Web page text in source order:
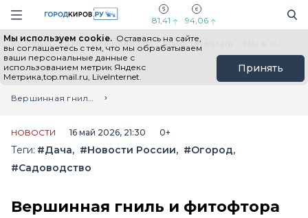
Навигация сайта
81,41 94,06
Мы используем cookie. Оставаясь на сайте,
вы соглашаетесь с тем, что мы обрабатываем
ваши персональные данные с
использованием метрик Яндекс
Метрика,top.mail.ru, LiveInternet.
Принять
Выборы - 2026 Все новости Мы в Telegram
Главная
Лента новостей
Вершинная гниль и фитофтора отступят: 3 добавки в лунку, которые защитят томаты на весь сезон
НОВОСТИ 16 май 2026, 21:30 0+
Теги: #Дача #Новости России
#Огород
#Садоводство
Вершинная гниль и фитофтора